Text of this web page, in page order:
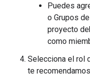
Puedes
o Grupos
proyecto
como
Selecciona el rol
te